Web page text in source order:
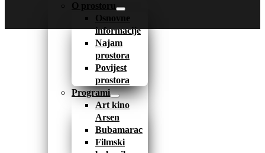
O prostoru
Osnovne
informacije
Najam
prostora
Povijest
prostora
Programi
Art kino
Arsen
Bubamarac
Filmski